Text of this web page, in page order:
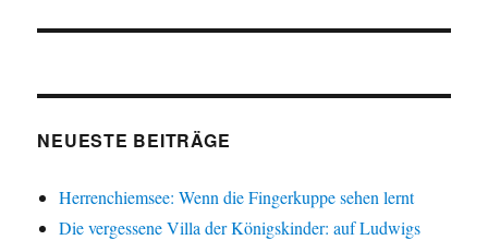
NEUESTE BEITRÄGE
Herrenchiemsee: Wenn die Fingerkuppe sehen lernt
Die vergessene Villa der Königskinder: auf Ludwigs